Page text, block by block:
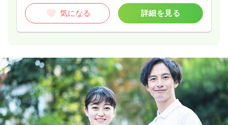
気になる 詳細を見る